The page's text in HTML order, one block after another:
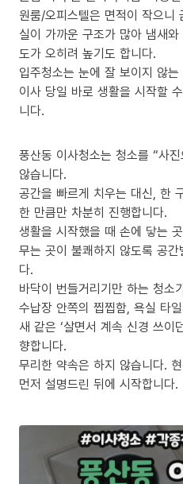
원룸/오피스텔은 면적이 작으니
실이 가까운 구조가 많아 냄새
도가 오히려 높기도 합니다.
입주청소는 눈에 잘 보이지 않
이사 당일 바로 생활을 시작할
니다.
풍산동 이사청소는 청소를 “사
않습니다.
공간을 빠르게 치우는 대신, 한
한 만큼만 차분히 진행합니다.
생활을 시작했을 때 손에 닿는
무는 곳이 불쾌하지 않도록 공
다.
바닥이 번들거리기만 하는 청소
수납장 안쪽의 찝찝함, 욕실 타
새 같은 ‘살면서 계속 신경 쓰이
향합니다.
무리한 약속은 하지 않습니다.
먼저 설명드린 뒤에 시작합니다.